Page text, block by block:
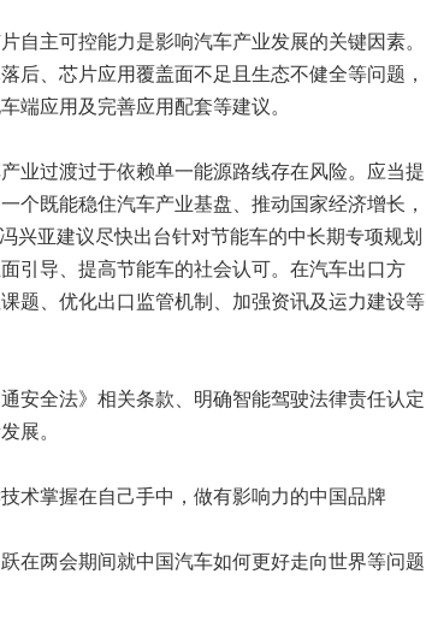
主可控能力是影响汽车产业发展的关键因素。
后、芯片应用覆盖面不足且生态不健全等问题，
端应用及完善应用配套等建议。
过渡过于依赖单一能源路线存在风险。应当提
个既能稳住汽车产业基盘、推动国家经济增长，
兴亚建议尽快出台针对节能车的中长期专项规划
引导、提高节能车的社会认可。在汽车出口方
题、优化出口监管机制、加强资讯及运力建设等
全法》相关条款、明确智能驾驶法律责任认定
展。
掌握在自己手中，做有影响力的中国品牌
两会期间就中国汽车如何更好走向世界等问题